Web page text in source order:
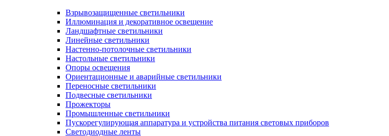
Взрывозащищенные светильники
Иллюминация и декоративное освещение
Ландшафтные светильники
Линейные светильники
Настенно-потолочные светильники
Настольные светильники
Опоры освещения
Ориентационные и аварийные светильники
Переносные светильники
Подвесные светильники
Прожекторы
Промышленные светильники
Пускорегулирующая аппаратура и устройства питания световых приборов
Светодиодные ленты